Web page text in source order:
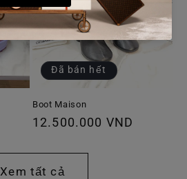
Đã bán hết
Boot Maison
Giá
thường
12.500.000 VND
Xem tất cả